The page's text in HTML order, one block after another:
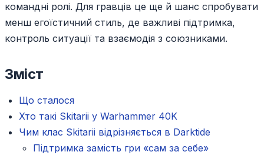
командні ролі. Для гравців це ще й шанс спробувати
менш егоїстичний стиль, де важливі підтримка,
контроль ситуації та взаємодія з союзниками.
Зміст
Що сталося
Хто такі Skitarii у Warhammer 40K
Чим клас Skitarii відрізняється в Darktide
Підтримка замість гри «сам за себе»